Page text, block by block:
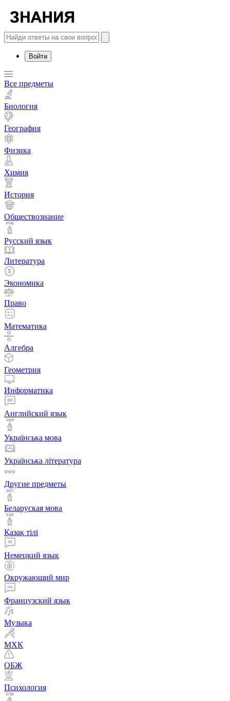
Войти
Все предметы
Биология
География
Физика
Химия
История
Обществознание
Русский язык
Литература
Экономика
Право
Математика
Алгебра
Геометрия
Информатика
Английский язык
Українська мова
Українська література
Другие предметы
Беларуская мова
Қазақ тiлi
Немецкий язык
Окружающий мир
Французский язык
Музыка
МХК
ОБЖ
Психология